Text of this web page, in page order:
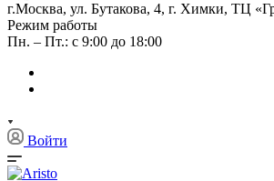
г.Москва, ул. Бутакова, 4, г. Химки, ТЦ
Режим работы
Пн. – Пт.: с 9:00 до 18:00
Войти